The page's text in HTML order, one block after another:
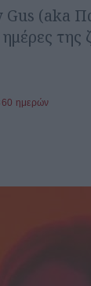
Gus (aka
ημερών